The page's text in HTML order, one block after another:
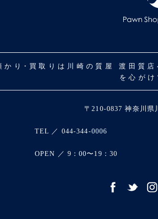
り･買取りは川崎の質屋 渡田質店
を心がけ
〒210-0837 神奈川県
TEL ／ 044-344-0006
OPEN ／ 9：00〜19：30